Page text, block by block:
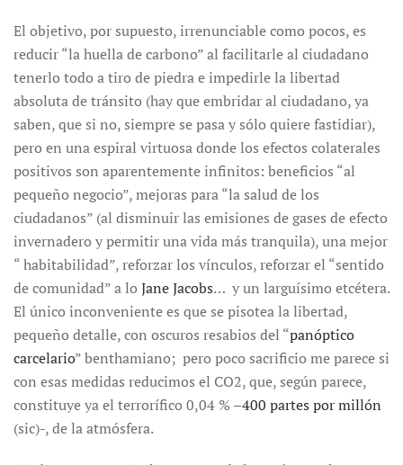
El objetivo, por supuesto, irrenunciable como pocos, es
reducir “la huella de carbono” al facilitarle al ciudadano
tenerlo todo a tiro de piedra e impedirle la libertad
absoluta de tránsito (hay que embridar al ciudadano, ya
saben, que si no, siempre se pasa y sólo quiere fastidiar),
pero en una espiral virtuosa donde los efectos colaterales
positivos son aparentemente infinitos: beneficios “al
pequeño negocio”, mejoras para “la salud de los
ciudadanos” (al disminuir las emisiones de gases de efecto
invernadero y permitir una vida más tranquila), una mejor
“ habitabilidad”, reforzar los vínculos, reforzar el “sentido
de comunidad” a lo Jane Jacobs… y un larguísimo etcétera.
El único inconveniente es que se pisotea la libertad,
pequeño detalle, con oscuros resabios del “panóptico
carcelario” benthamiano; pero poco sacrificio me parece si
con esas medidas reducimos el CO2, que, según parece,
constituye ya el terrorífico 0,04 % –400 partes por millón
(sic)-, de la atmósfera.